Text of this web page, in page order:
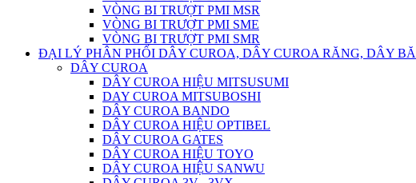
VÒNG BI TRƯỢT PMI MSR
VÒNG BI TRƯỢT PMI SME
VÒNG BI TRƯỢT PMI SMR
ĐẠI LÝ PHÂN PHỐI DÂY CUROA, DÂY CUROA RĂNG, DÂY
DÂY CUROA
DÂY CUROA HIỆU MITSUSUMI
DAY CUROA MITSUBOSHI
DÂY CUROA BANDO
DÂY CUROA HIỆU OPTIBEL
DÂY CUROA GATES
DÂY CUROA HIỆU TOYO
DÂY CUROA HIỆU SANWU